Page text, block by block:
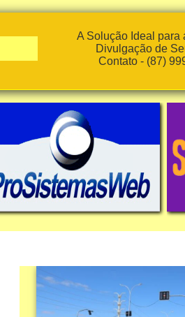
A Solução Ideal para
Divulgação de
Contato - (87)